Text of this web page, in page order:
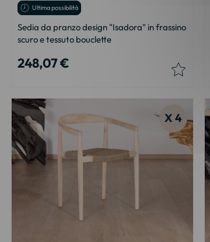
Ultima possibilità
Sedia da pranzo design "Isadora" in frassino
scuro e tessuto bouclette
248,07 €
X 4